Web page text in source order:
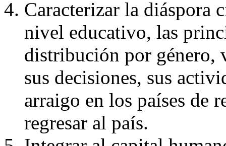
Caracterizar la diáspora
nivel educativo, las
distribución por género,
sus decisiones, sus
arraigo en los países de
regresar al país.